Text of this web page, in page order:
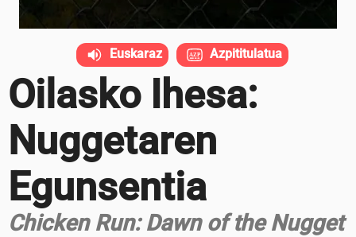
Oilasko Ihesa:
Nuggetaren
Egunsentia
Chicken Run: Dawn of the Nugget
Euskaraz Azpititulatua